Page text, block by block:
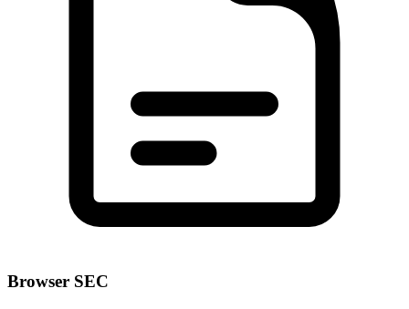
Browser SEC